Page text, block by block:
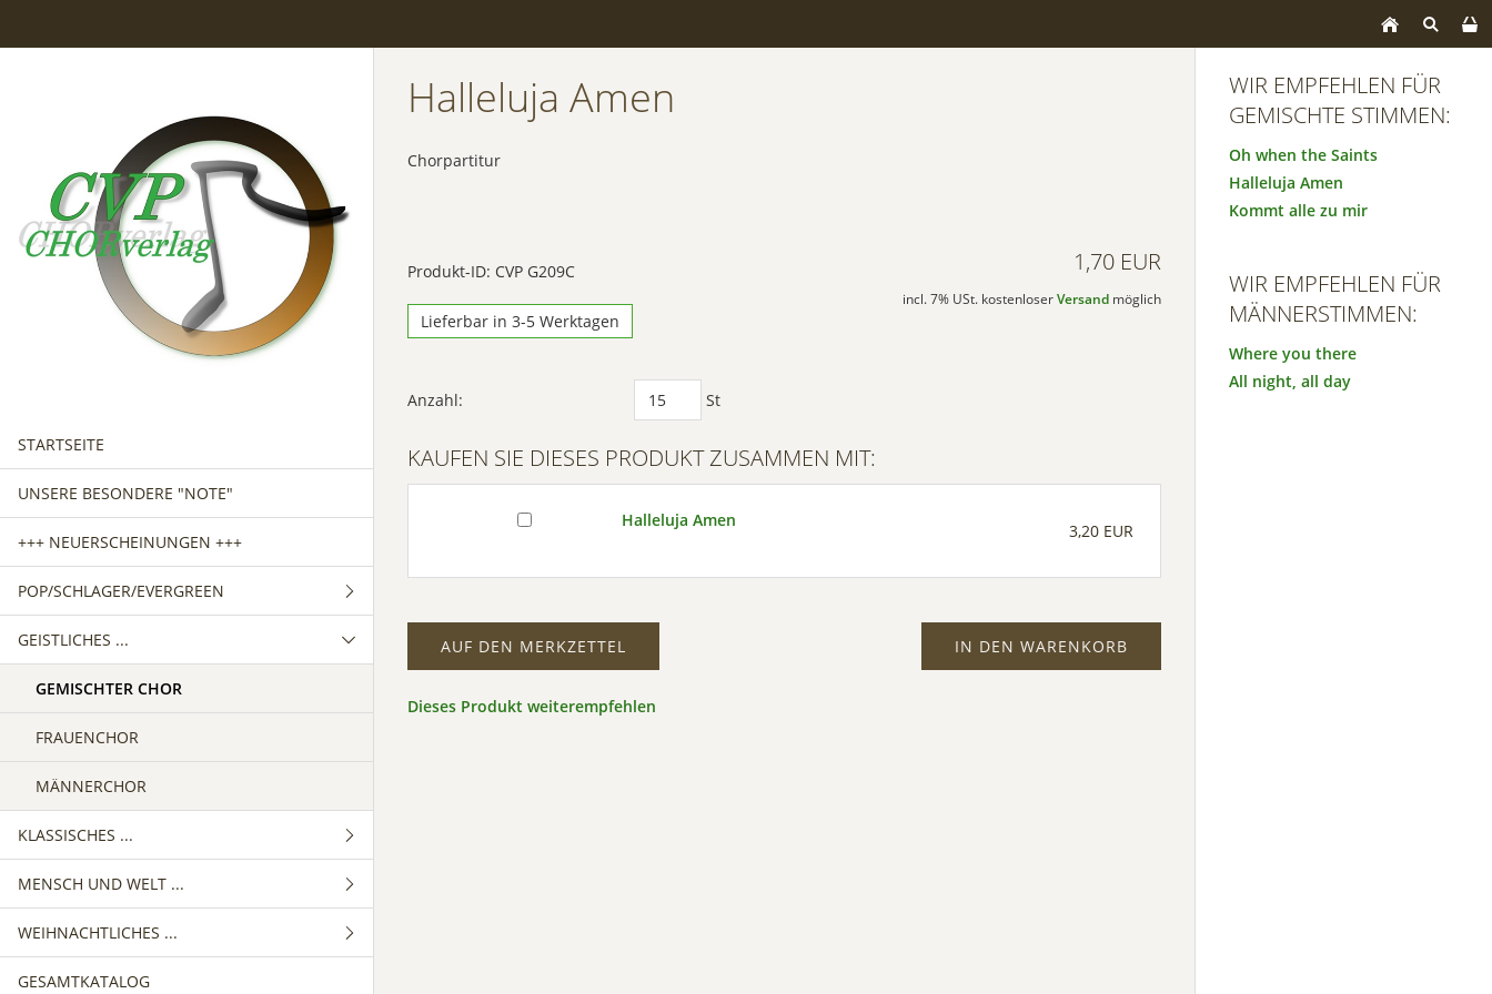
STARTSEITE
UNSERE BESONDERE "NOTE"
+++ NEUERSCHEINUNGEN +++
POP/SCHLAGER/EVERGREEN
GEMISCHTER CHOR
FRAUENCHOR
MÄNNERCHOR
GEISTLICHES ...
GEMISCHTER CHOR
FRAUENCHOR
MÄNNERCHOR
KLASSISCHES ...
GEMISCHTER CHOR
FRAUENCHOR
MÄNNERCHOR
MENSCH UND WELT ...
GEMISCHTER CHOR
FRAUENCHOR
WEIHNACHTLICHES ...
GEMISCHTER CHOR
GESAMTKATALOG
Halleluja Amen
Chorpartitur
Produkt-ID: CVP G209C
Lieferbar in 3-5 Werktagen
1,70 EUR
incl. 7% USt. kostenloser Versandmöglich
Anzahl: St
KAUFEN SIE DIESES PRODUKT ZUSAMMEN MIT:
Halleluja Amen
3,20 EUR
IN DEN WARENKORB
AUF DEN MERKZETTEL
Dieses Produkt weiterempfehlen
WIR EMPFEHLEN FÜR
GEMISCHTE STIMMEN:
Oh when the Saints
Halleluja Amen
Kommt alle zu mir
WIR EMPFEHLEN FÜR
MÄNNERSTIMMEN:
Where you there
All night, all day